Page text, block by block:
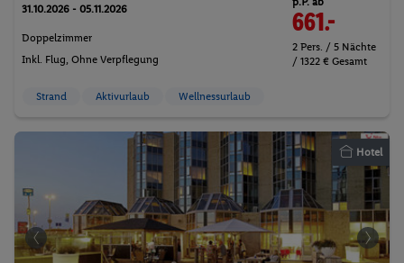
31.10.2026 - 05.11.2026
Doppelzimmer
Inkl. Flug, Ohne Verpflegung
661.-
2 Pers. / 5 Nächte
/ 1322 € Gesamt
Strand Aktivurlaub Wellnessurlaub
Hotel